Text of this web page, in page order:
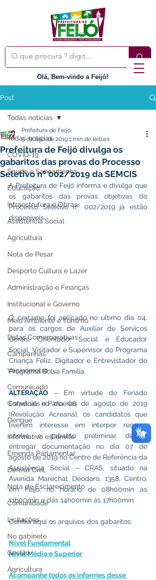
Olá, Bem-vindo a Feijó!
Post
Todas notícias
COVID-19
Saúde e Saneamento
Educação
Infraestrutura e Obras
Assistência Social
Agricultura
Nota de Pesar
Desporto Cultura e Lazer
Administração e Finanças
Institucional e Governo
Meio Ambiente e Turismo
Datas Comemorativas
Campanhas
Vacinômetro
Comunicado
Convênios e Parcerias
Dengue
Informativo e Convite
Emenda Parlamentar
Defesa Civil
Nota de Esclarecimento
Comunidade
Licitações
No gabinete
Gestão
Agricultura
Todas notícias
Prefeitura de Feijó divulga os
gabaritos das provas do Processo
Seletivo nº 002/2019 da SEMCIS
Prefeitura de Feijó
5 de ago. de 20191 min de leitura
A Prefeitura de Feijó informa e divulga que
os gabaritos das provas objetivas do
Processo Seletivo nº 002/2019 já estão
disponíveis.
O certame foi aplicado no último dia 04,
para os cargos de Auxiliar de Serviços
Gerais, Orientador Social e Educador
Social, Visitador e Supervisor do Programa
Criança Feliz, Digitador e Entrevistador do
Programa Bolsa Família.
ALTERAÇÃO – Em virtude do Feriado
Estadual no dia 06 de agosto de 2019
(Revolução Acreana), os candidatos que
tiverem interesse em interpor recurso
contra o gabarito preliminar, devem
entregar documentação no dia 07 de
agosto de 2019 no Centro de Referência da
Assistência Social – CRAS, situado na
Avenida Marechal Deodoro, 1358, Centro,
em Feijó, no horário de 08h00min às
11h00min e das 14h00min às 17h00min.
Confira aqui os arquivos dos gabaritos:
Nível Fundamental
Nível Médio e Superior
Acompanhe todos os informes desse